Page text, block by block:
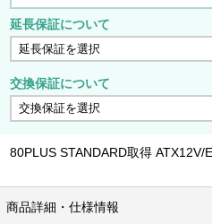
延長保証について
交換保証について
80PLUS STANDARD取得 ATX12V/
商品詳細・仕様情報